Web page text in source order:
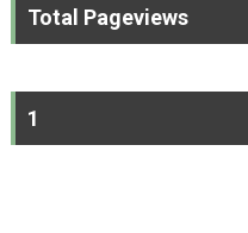
Total Pageviews
1